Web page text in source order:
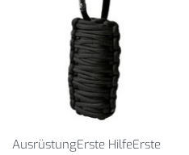
AusrüstungErste HilfeErste